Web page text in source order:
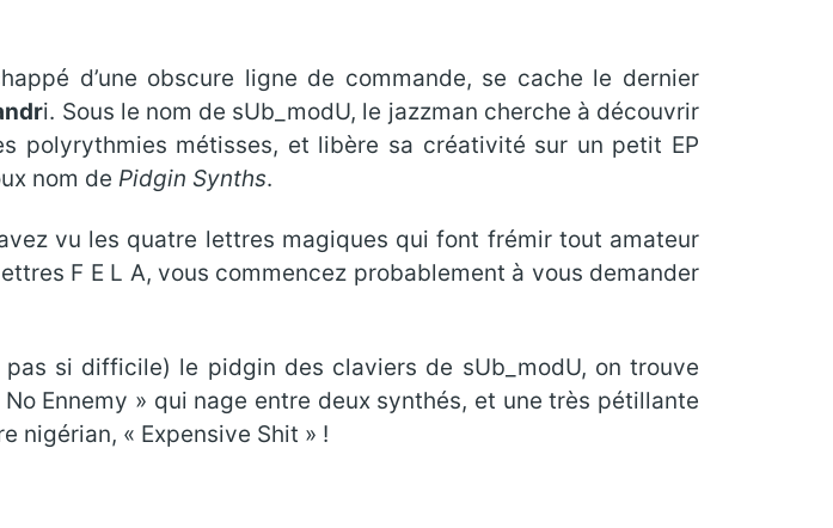
d’une obscure ligne de commande, se cache le dernier
i. Sous le nom de sUb_modU, le jazzman cherche à découvrir
polyrythmies métisses, et libère sa créativité sur un petit EP
nom de Pidgin Synths.
vu les quatre lettres magiques qui font frémir tout amateur
F E L A, vous commencez probablement à vous demander
si difficile) le pidgin des claviers de sUb_modU, on trouve
Ennemy » qui nage entre deux synthés, et une très pétillante
nigérian, « Expensive Shit » !